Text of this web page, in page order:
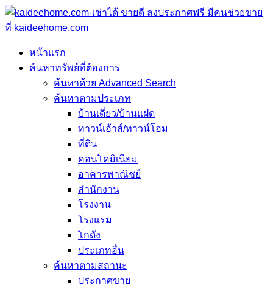
หน้าแรก
ค้นหาทรัพย์ที่ต้องการ
ค้นหาด้วย Advanced Search
ค้นหาตามประเภท
บ้านเดี่ยว/บ้านแฝด
ทาวน์เฮ้าส์/ทาวน์โฮม
ที่ดิน
คอนโดมิเนียม
อาคารพาณิชย์
สำนักงาน
โรงงาน
โรงแรม
โกดัง
ประเภทอื่น
ค้นหาตามสถานะ
ประกาศขาย